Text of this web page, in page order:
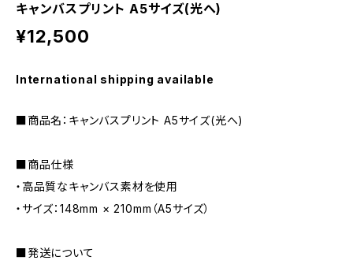
キャンバスプリント A5サイズ(光へ)
¥12,500
International shipping available
■商品名：キャンバスプリント A5サイズ(光へ)
■商品仕様
・高品質なキャンバス素材を使用
・サイズ：148mm × 210mm（A5サイズ）
■発送について